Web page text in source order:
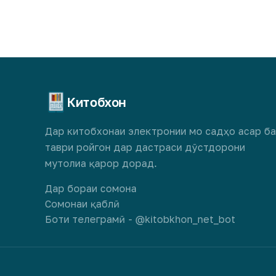
Китобхон
Дар китобхонаи электронии мо садҳо асар ба
таври ройгон дар дастраси дӯстдорони
мутолиа қарор дорад.
Дар бораи сомона
Сомонаи қаблӣ
Боти телеграмӣ - @kitobkhon_net_bot